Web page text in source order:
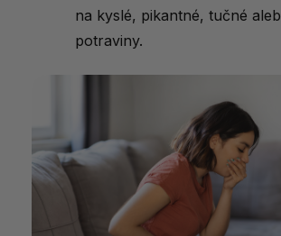
na kyslé, pikantné, tučné
potraviny.